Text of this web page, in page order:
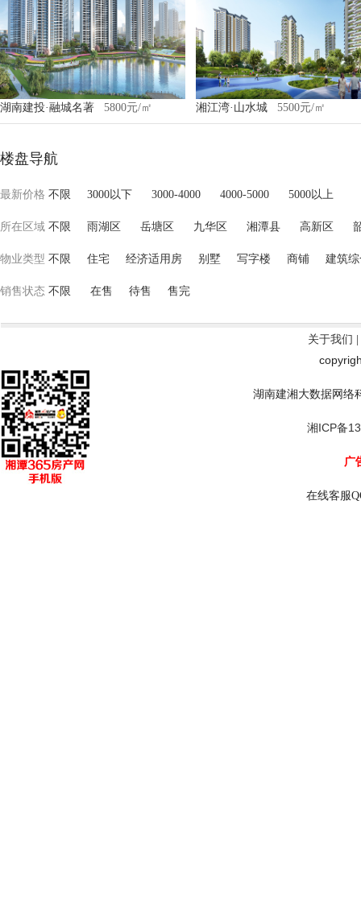
湖南建投·融城名著 5800元/㎡ 湘江湾·山水城 5500元/㎡
楼盘导航
最新价格 不限 3000以下 3000-4000 4000-5000 5000以上
所在区域 不限 雨湖区 岳塘区 九华区 湘潭县 高新区
物业类型 不限 住宅 经济适用房 别墅 写字楼 商铺 建筑
销售状态 不限 在售 待售 售完
关于我们
湖南建湘大数据网
湘ICP备
广
在线客服